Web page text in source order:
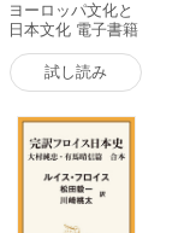
ヨーロッパ文化と
日本文化 電子書籍
試し読み